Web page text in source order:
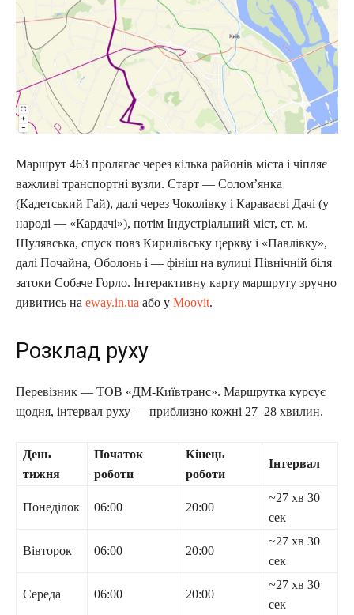
Маршрут 463 пролягає через кілька районів міста і чіпляє
важливі транспортні вузли. Старт — Солом’янка
(Кадетський Гай), далі через Чоколівку і Караваєві Дачі (у
народі — «Кардачі»), потім Індустріальний міст, ст. м.
Шулявська, спуск повз Кирилівську церкву і «Павлівку»,
далі Почайна, Оболонь і — фініш на вулиці Північній біля
затоки Собаче Горло. Інтерактивну карту маршруту зручно
дивитись на eway.in.ua або у Moovit.
Розклад руху
Перевізник — ТОВ «ДМ-Київтранс». Маршрутка курсує
щодня, інтервал руху — приблизно кожні 27–28 хвилин.
День
тижня
Початок
роботи
Кінець
роботи
Інтервал
Понеділок 06:00 20:00
~27 хв 30
сек
Вівторок 06:00 20:00
~27 хв 30
сек
Середа 06:00 20:00
~27 хв 30
сек